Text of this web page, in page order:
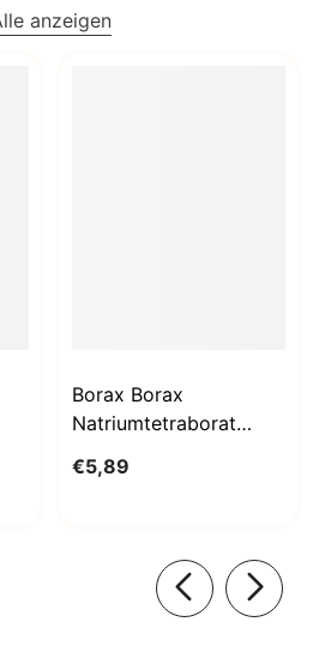
anzeigen
Borax Borax
Natriumtetraborat
BioLaboratorium
€5,89